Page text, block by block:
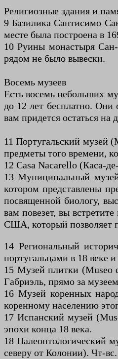
Религиозные здания и
9 Базилика Сантисимо
месте была построена в
10 Руины монастыря
рядом не было вывески.
Восемь музеев
Есть восемь небольших
до 12 лет бесплатно.
вам придется остаться
11 Португальский музей
предметы того времени,
12 Casa Nacarello (Каса-
13 Муниципальный
котором представлены
посвященной биологу,
вам повезет, вы
США, который позволяет
14 Региональный
португальцами в 18 веке
15 Музей плитки (Museo
Габриэль, прямо за
16 Музей коренных
коренному населению
17 Испанский музей
эпохи конца 18 века.
18 Палеонтологический
северу от Колонии). Чт-